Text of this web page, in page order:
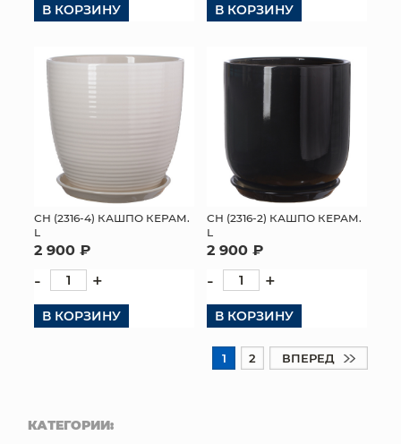
В КОРЗИНУ В КОРЗИНУ
СН (2316-4) КАШПО КЕРАМ.
L
2 900 ₽
- +
В КОРЗИНУ
СН (2316-2) КАШПО КЕРАМ.
L
2 900 ₽
- +
В КОРЗИНУ
1 2 ВПЕРЕД
КАТЕГОРИИ: